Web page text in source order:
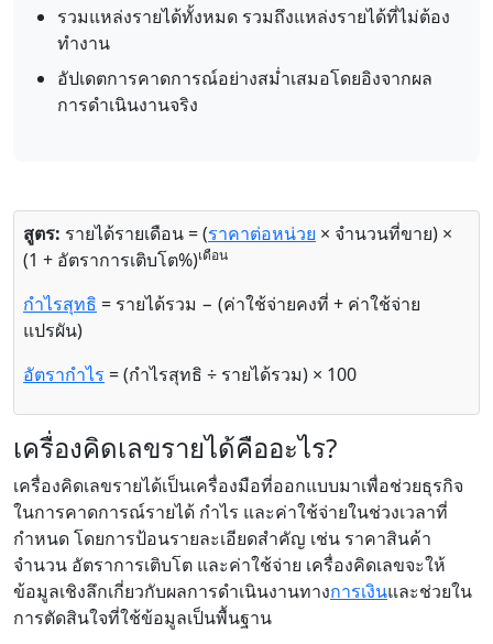
รวมแหล่งรายได้ทั้งหมด รวมถึงแหล่งรายได้ที่ไม่ต้อง
ทำงาน
อัปเดตการคาดการณ์อย่างสม่ำเสมอโดยอิงจากผล
การดำเนินงานจริง
สูตร: รายได้รายเดือน = (ราคาต่อหน่วย × จำนวนที่ขาย) ×
(1 + อัตราการเติบโต%)เดือน
กำไรสุทธิ = รายได้รวม − (ค่าใช้จ่ายคงที่ + ค่าใช้จ่าย
แปรผัน)
อัตรากำไร = (กำไรสุทธิ ÷ รายได้รวม) × 100
เครื่องคิดเลขรายได้คืออะไร?
เครื่องคิดเลขรายได้เป็นเครื่องมือที่ออกแบบมาเพื่อช่วยธุรกิจ
ในการคาดการณ์รายได้ กำไร และค่าใช้จ่ายในช่วงเวลาที่
กำหนด โดยการป้อนรายละเอียดสำคัญ เช่น ราคาสินค้า
จำนวน อัตราการเติบโต และค่าใช้จ่าย เครื่องคิดเลขจะให้
ข้อมูลเชิงลึกเกี่ยวกับผลการดำเนินงานทางการเงินและช่วยใน
การตัดสินใจที่ใช้ข้อมูลเป็นพื้นฐาน